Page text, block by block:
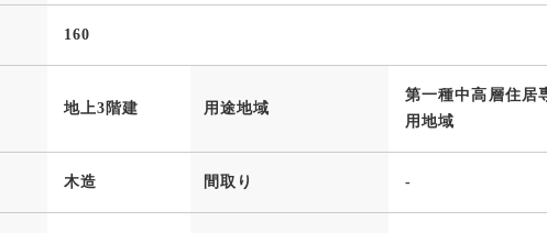
160
地上3階建 用途地域
第一種中高層住居
用地域
木造 間取り -